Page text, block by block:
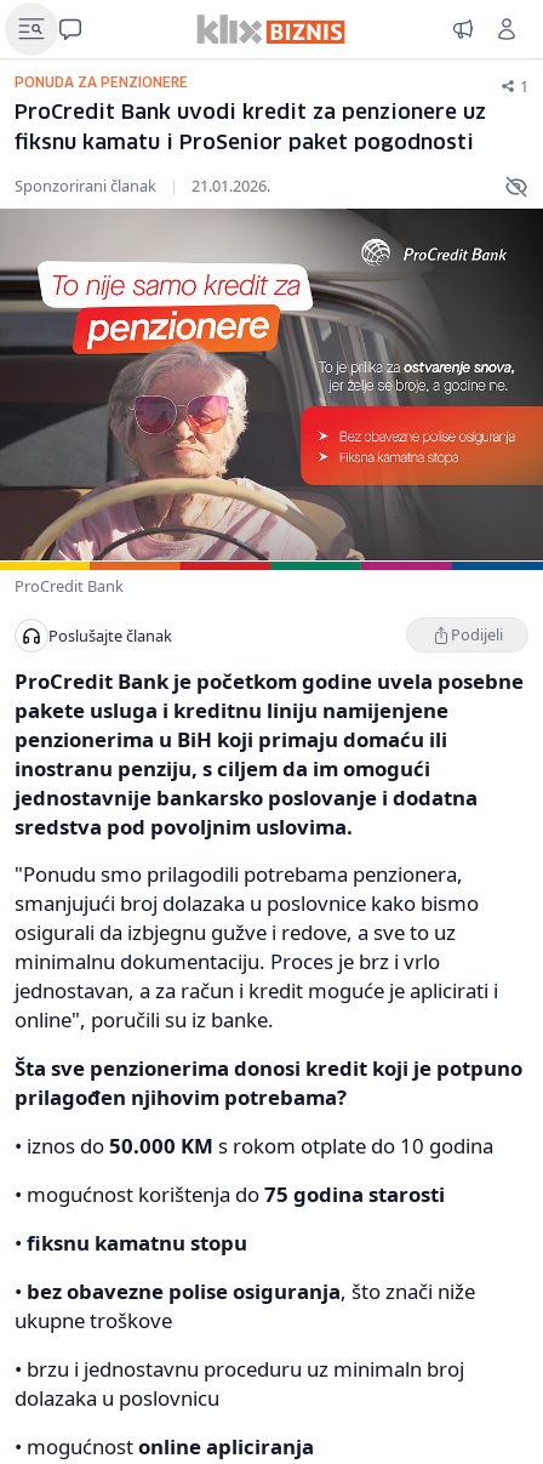
PONUDA ZA PENZIONERE 1
ProCredit Bank uvodi kredit za penzionere uz
fiksnu kamatu i ProSenior paket pogodnosti
Sponzorirani članak | 21.01.2026.
ProCredit Bank
Poslušajte članak Podijeli
ProCredit Bank je početkom godine uvela posebne
pakete usluga i kreditnu liniju namijenjene
penzionerima u BiH koji primaju domaću ili
inostranu penziju, s ciljem da im omogući
jednostavnije bankarsko poslovanje i dodatna
sredstva pod povoljnim uslovima.
"Ponudu smo prilagodili potrebama penzionera,
smanjujući broj dolazaka u poslovnice kako bismo
osigurali da izbjegnu gužve i redove, a sve to uz
minimalnu dokumentaciju. Proces je brz i vrlo
jednostavan, a za račun i kredit moguće je aplicirati i
online", poručili su iz banke.
Šta sve penzionerima donosi kredit koji je potpuno
prilagođen njihovim potrebama?
• iznos do50.000 KM s rokom otplate do 10 godina
• mogućnost korištenja do75 godina starosti
• fiksnu kamatnu stopu
• bez obavezne polise osiguranja, što znači niže
ukupne troškove
• brzu i jednostavnu proceduru uz minimaln broj
dolazaka u poslovnicu
• mogućnostonline apliciranja